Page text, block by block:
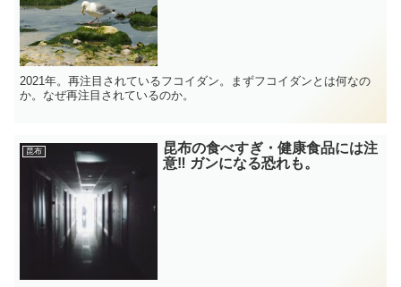
2021年。再注目されているフコイダン。まずフコイダンとは何なの
か。なぜ再注目されているのか。
昆布
昆布の食べすぎ・健康食品には注
意‼ ガンになる恐れも。